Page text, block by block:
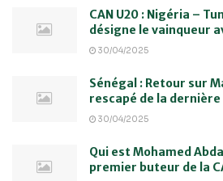
CAN U20 : Nigéria –
désigne le vainqueur
30/04/2025
Sénégal : Retour sur
rescapé de la dernière
30/04/2025
Qui est Mohamed
premier buteur de la